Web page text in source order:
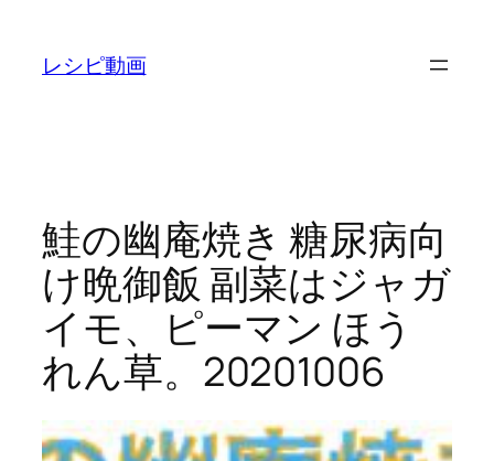
レシピ動画
鮭の幽庵焼き 糖尿病向
け晩御飯 副菜はジャガ
イモ、ピーマン ほう
れん草。20201006